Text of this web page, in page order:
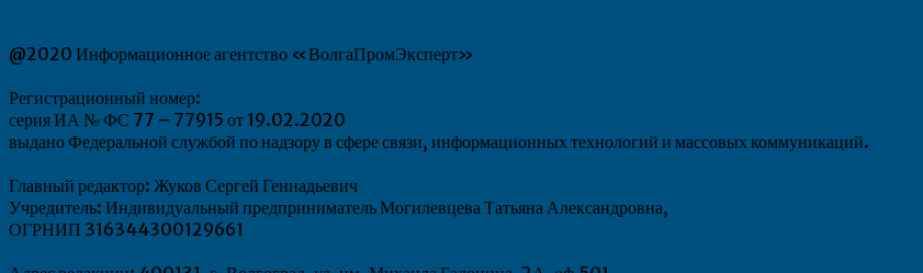
@2020 Информационное агентство «ВолгаПромЭксперт»
Регистрационный номер:
серия ИА № ФС 77 – 77915 от 19.02.2020
выдано Федеральной службой по надзору в сфере связи, информационных технологий и массовых коммуникаций.
Главный редактор: Жуков Сергей Геннадьевич
Учредитель: Индивидуальный предприниматель Могилевцева Татьяна Александровна,
ОГРНИП 316344300129661